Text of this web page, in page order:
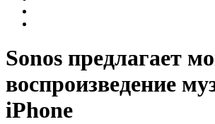
Sonos предлагает
воспроизведение
iPhone